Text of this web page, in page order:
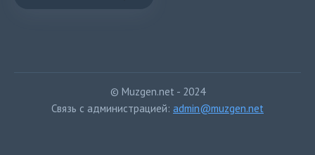
© Muzgen.net - 2024
Связь с администрацией: admin@muzgen.net